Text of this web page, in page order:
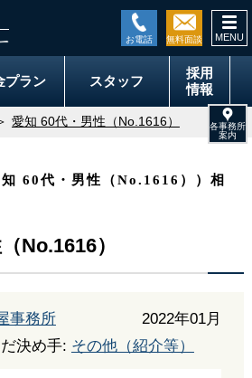
プラン スタッフ
採用
情報
愛知 60代・男性（No.1616）
知 60代・男性（No.1616））相
No.1616）
事務所
2022年01月
決め手: その他（紹介等）